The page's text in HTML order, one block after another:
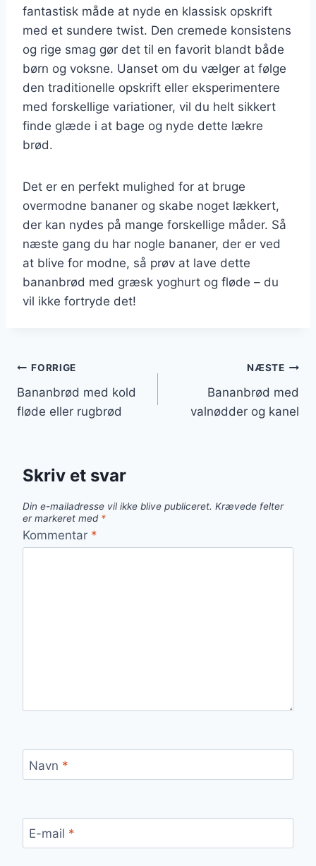
fantastisk måde at nyde en klassisk opskrift
med et sundere twist. Den cremede konsistens
og rige smag gør det til en favorit blandt både
børn og voksne. Uanset om du vælger at følge
den traditionelle opskrift eller eksperimentere
med forskellige variationer, vil du helt sikkert
finde glæde i at bage og nyde dette lækre
brød.
Det er en perfekt mulighed for at bruge
overmodne bananer og skabe noget lækkert,
der kan nydes på mange forskellige måder. Så
næste gang du har nogle bananer, der er ved
at blive for modne, så prøv at lave dette
bananbrød med græsk yoghurt og fløde – du
vil ikke fortryde det!
Indlægsnavigation
FORRIGE
Bananbrød med kold
fløde eller rugbrød
NÆSTE
Bananbrød med
valnødder og kanel
Skriv et svar
Din e-mailadresse vil ikke blive publiceret. Krævede felter
er markeret med *
Kommentar *
Navn *
E-mail *